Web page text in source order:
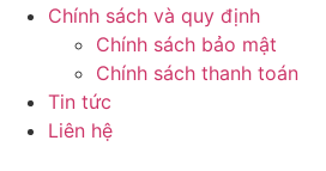
Chính sách và quy định
Chính sách bảo mật
Chính sách thanh toán
Tin tức
Liên hệ